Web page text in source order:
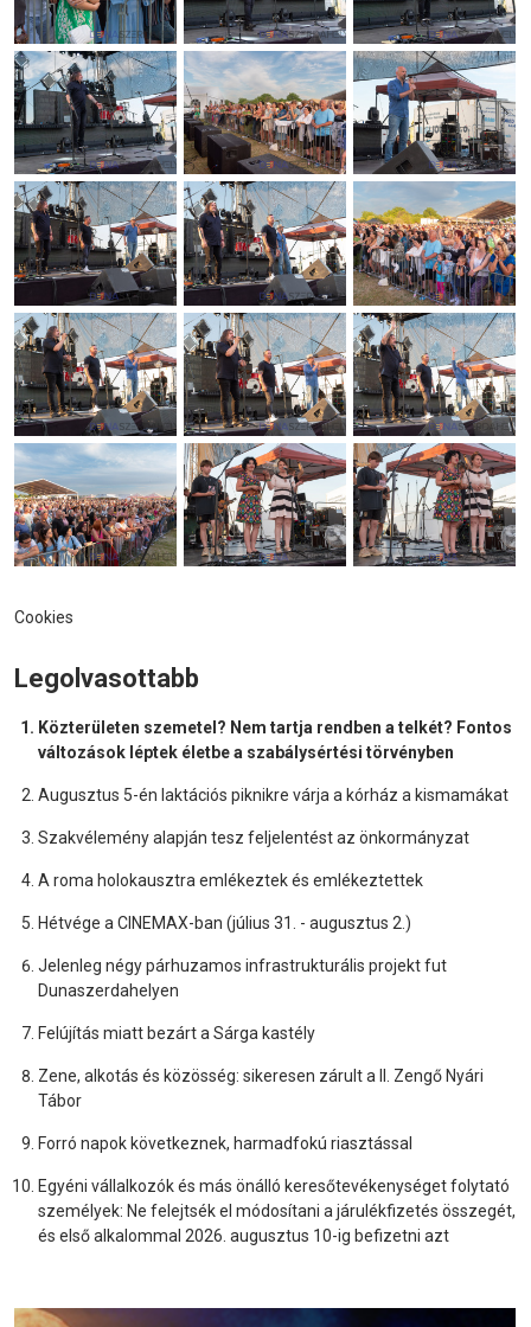
Cookies
Legolvasottabb
Közterületen szemetel? Nem tartja rendben a telkét? Fontos
változások léptek életbe a szabálysértési törvényben
Augusztus 5-én laktációs piknikre várja a kórház a kismamákat
Szakvélemény alapján tesz feljelentést az önkormányzat
A roma holokausztra emlékeztek és emlékeztettek
Hétvége a CINEMAX-ban (július 31. - augusztus 2.)
Jelenleg négy párhuzamos infrastrukturális projekt fut
Dunaszerdahelyen
Felújítás miatt bezárt a Sárga kastély
Zene, alkotás és közösség: sikeresen zárult a II. Zengő Nyári
Tábor
Forró napok következnek, harmadfokú riasztással
Egyéni vállalkozók és más önálló keresőtevékenységet folytató
személyek: Ne felejtsék el módosítani a járulékfizetés összegét,
és első alkalommal 2026. augusztus 10-ig befizetni azt